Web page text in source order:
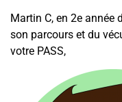
Martin C, en 2e année
son parcours et du
votre PASS,